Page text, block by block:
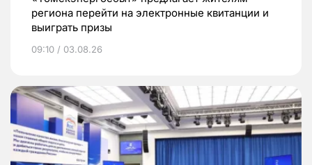
региона перейти на электронные квитанции и
выиграть призы
09:10 / 03.08.26